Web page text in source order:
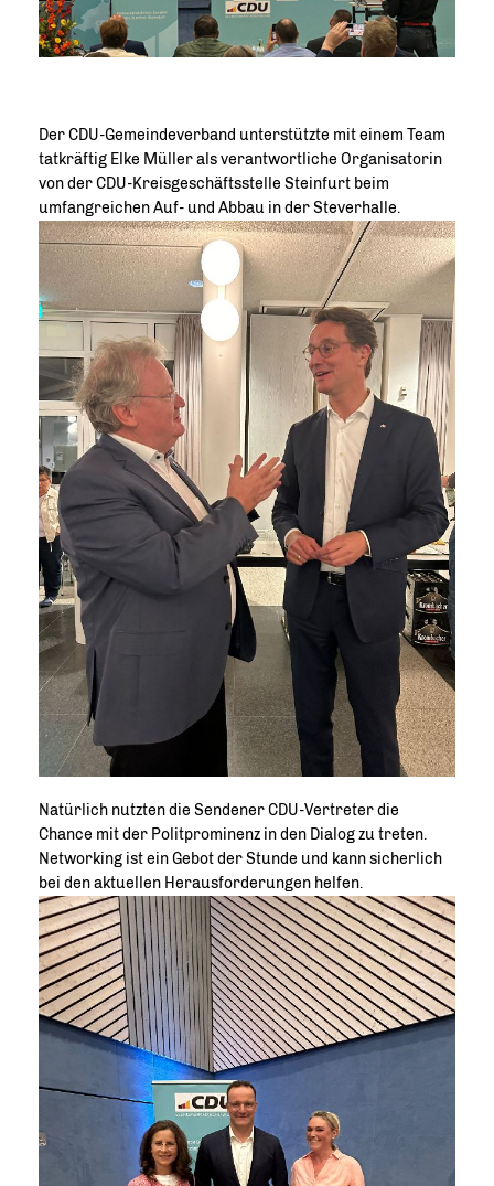
Der CDU-Gemeindeverband unterstützte mit einem Team
tatkräftig Elke Müller als verantwortliche Organisatorin
von der CDU-Kreisgeschäftsstelle Steinfurt beim
umfangreichen Auf- und Abbau in der Steverhalle.
Natürlich nutzten die Sendener CDU-Vertreter die
Chance mit der Politprominenz in den Dialog zu treten.
Networking ist ein Gebot der Stunde und kann sicherlich
bei den aktuellen Herausforderungen helfen.